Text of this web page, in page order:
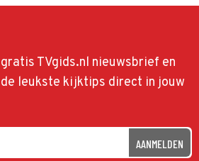
TVgids.nl nieuwsbrief en
leukste kijktips direct in jouw
AANMELDEN